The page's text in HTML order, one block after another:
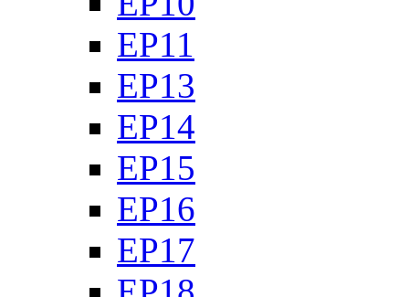
EP11
EP13
EP14
EP15
EP16
EP17